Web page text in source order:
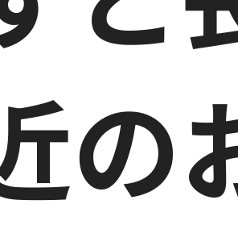
の